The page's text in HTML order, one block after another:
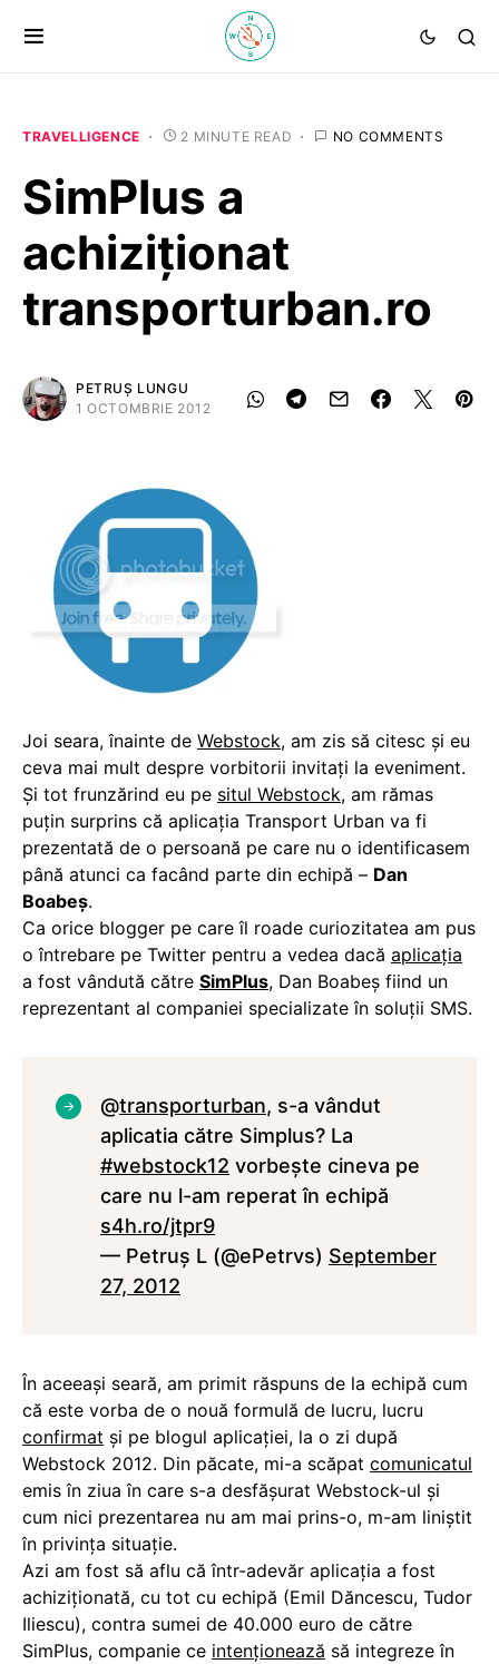
TRAVELLIGENCE 2 MINUTE READ NO COMMENTS
SimPlus a
achiziționat
transporturban.ro
PETRUȘ LUNGU
1 OCTOMBRIE 2012
Joi seara, înainte de Webstock, am zis să citesc și eu
ceva mai mult despre vorbitorii invitați la eveniment.
Și tot frunzărind eu pe situl Webstock, am rămas
puțin surprins că aplicația Transport Urban va fi
prezentată de o persoană pe care nu o identificasem
până atunci ca facând parte din echipă – Dan
Boabeș.
Ca orice blogger pe care îl roade curiozitatea am pus
o întrebare pe Twitter pentru a vedea dacă aplicația
a fost vândută către SimPlus, Dan Boabeș fiind un
reprezentant al companiei specializate în soluții SMS.
@transporturban, s-a vândut
aplicatia către Simplus? La
#webstock12 vorbește cineva pe
care nu l-am reperat în echipă
s4h.ro/jtpr9
— Petruş L (@ePetrvs) September
27, 2012
În aceeași seară, am primit răspuns de la echipă cum
că este vorba de o nouă formulă de lucru, lucru
confirmat și pe blogul aplicației, la o zi după
Webstock 2012. Din păcate, mi-a scăpat comunicatul
emis în ziua în care s-a desfășurat Webstock-ul și
cum nici prezentarea nu am mai prins-o, m-am liniștit
în privința situație.
Azi am fost să aflu că într-adevăr aplicația a fost
achiziționată, cu tot cu echipă (Emil Dăncescu, Tudor
Iliescu), contra sumei de 40.000 euro de către
SimPlus, companie ce intenționează să integreze în